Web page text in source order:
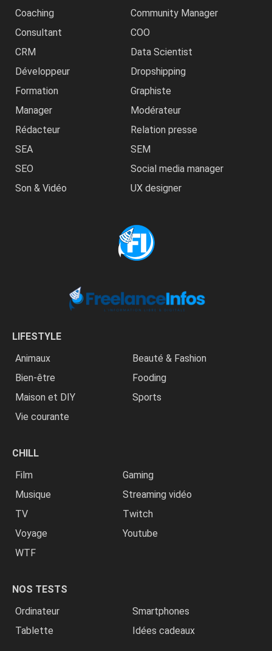
Coaching
Community Manager
Consultant
COO
CRM
Data Scientist
Développeur
Dropshipping
Formation
Graphiste
Manager
Modérateur
Rédacteur
Relation presse
SEA
SEM
SEO
Social media manager
Son & Vidéo
UX designer
LIFESTYLE
Animaux
Beauté & Fashion
Bien-être
Fooding
Maison et DIY
Sports
Vie courante
CHILL
Film
Gaming
Musique
Streaming vidéo
TV
Twitch
Voyage
Youtube
WTF
NOS TESTS
Ordinateur
Smartphones
Tablette
Idées cadeaux